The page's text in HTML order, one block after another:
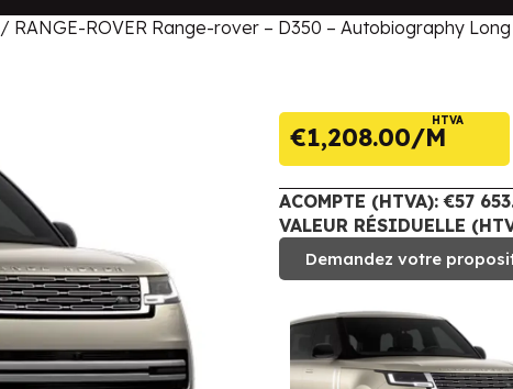
/ RANGE-ROVER Range-rover – D350 – Autobiography
€1,208.00
HTVA
ACOMPTE (HTVA): €57
VALEUR RÉSIDUELLE
Demandez votre